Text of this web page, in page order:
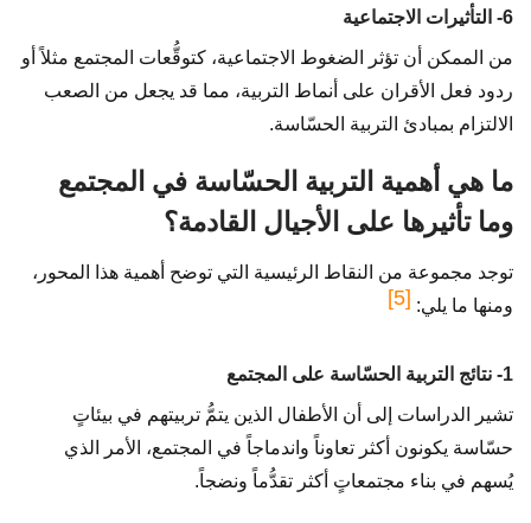
6- التأثيرات الاجتماعية
من الممكن أن تؤثر الضغوط الاجتماعية، كتوقُّعات المجتمع مثلاً أو
ردود فعل الأقران على أنماط التربية، مما قد يجعل من الصعب
الالتزام بمبادئ التربية الحسّاسة.
ما هي أهمية التربية الحسّاسة في المجتمع
وما تأثيرها على الأجيال القادمة؟
توجد مجموعة من النقاط الرئيسية التي توضح أهمية هذا المحور،
ومنها ما يلي: [5]
1- نتائج التربية الحسّاسة على المجتمع
تشير الدراسات إلى أن الأطفال الذين يتمُّ تربيتهم في بيئاتٍ
حسّاسة يكونون أكثر تعاوناً واندماجاً في المجتمع، الأمر الذي
يُسهم في بناء مجتمعاتٍ أكثر تقدُّماً ونضجاً.